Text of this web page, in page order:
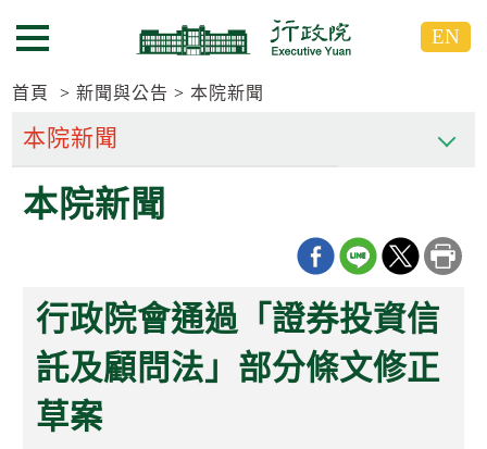
到
要
區
到
要
區
選單按鈕 EN
首頁 新聞與公告 本院新聞
本院新聞
行政院會通過「證券投資信
託及顧問法」部分條文修正
草案